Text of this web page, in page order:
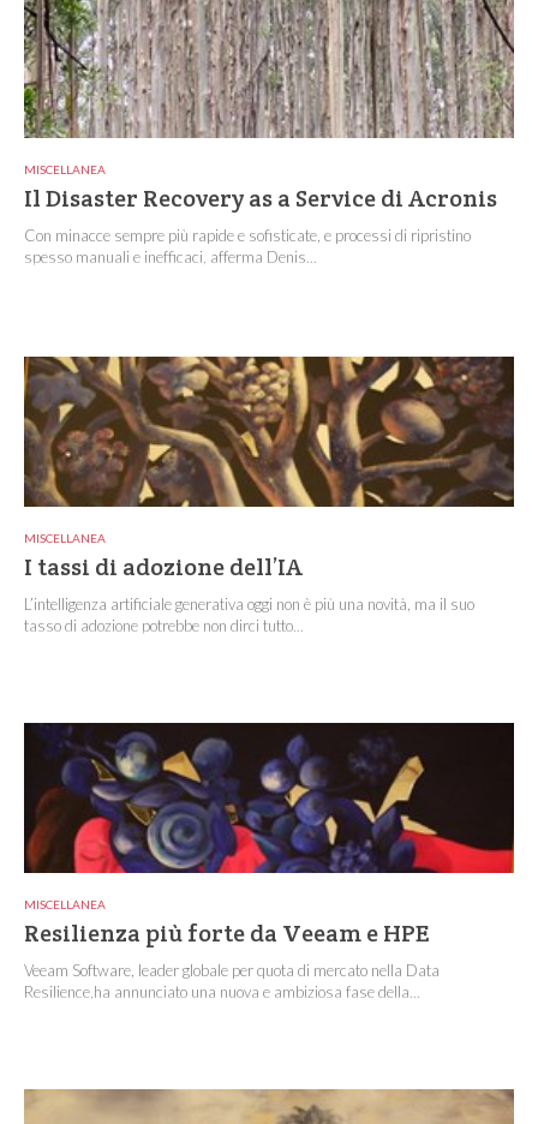
MISCELLANEA
Il Disaster Recovery as a Service di Acronis
Con minacce sempre più rapide e sofisticate, e processi di ripristino
spesso manuali e inefficaci, afferma Denis...
MISCELLANEA
I tassi di adozione dell’IA
L’intelligenza artificiale generativa oggi non è più una novità, ma il suo
tasso di adozione potrebbe non dirci tutto...
MISCELLANEA
Resilienza più forte da Veeam e HPE
Veeam Software, leader globale per quota di mercato nella Data
Resilience,ha annunciato una nuova e ambiziosa fase della...